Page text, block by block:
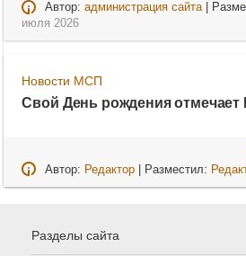
Автор: администрация сайта|
июля 2026
Новости МСП
Свой День рождения отмечает
Автор: Редактор| Разместил:
Разделы сайта